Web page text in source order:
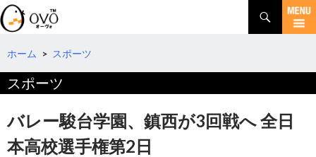
検
索
コ
テ
へ
動
ホーム > スポーツ
スポーツ
バレー駿台学園、鎮西が3回戦へ 全日
本高校選手権第2日